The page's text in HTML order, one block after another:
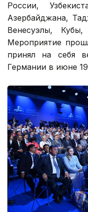
России,
Азербайджана,
Венесуэлы,
Мероприятие
принял на себя
Германии в июне